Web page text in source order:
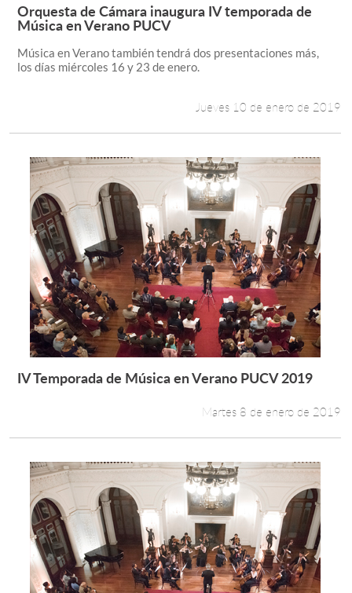
Leer más +
Orquesta de Cámara inaugura IV temporada de
Música en Verano PUCV
Música en Verano también tendrá dos presentaciones más,
los días miércoles 16 y 23 de enero.
Jueves 10 de enero de 2019
Leer más +
IV Temporada de Música en Verano PUCV 2019
Martes 8 de enero de 2019